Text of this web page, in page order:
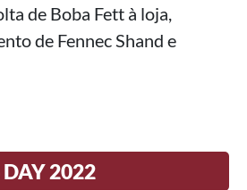
de Boba Fett à loja,
de Fennec Shand e
DAY 2022